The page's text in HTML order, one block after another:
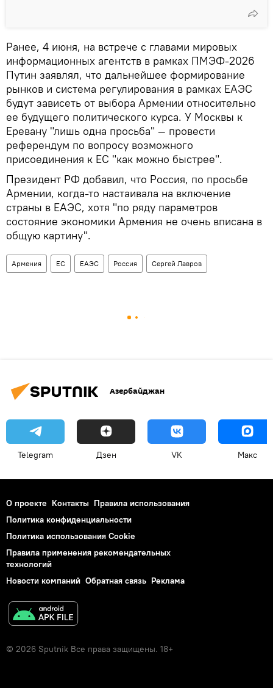
Ранее, 4 июня, на встрече с главами мировых
информационных агентств в рамках ПМЭФ‑2026
Путин заявлял, что дальнейшее формирование
рынков и система регулирования в рамках ЕАЭС
будут зависеть от выбора Армении относительно
ее будущего политического курса. У Москвы к
Еревану "лишь одна просьба" — провести
референдум по вопросу возможного
присоединения к ЕС "как можно быстрее".
Президент РФ добавил, что Россия, по просьбе
Армении, когда-то настаивала на включение
страны в ЕАЭС, хотя "по ряду параметров
состояние экономики Армения не очень вписана в
общую картину".
Армения ЕС ЕАЭС Россия Сергей Лавров
Азербайджан
Telegram Дзен VK Макс
О проекте Контакты Правила использования
Политика конфиденциальности
Политика использования Cookie
Правила применения рекомендательных
технологий
Новости компаний Обратная связь Реклама
© 2026 Sputnik Все права защищены. 18+